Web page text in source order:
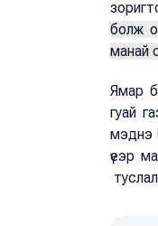
болж
манай
Ямар
гуай
мэднэ
үеэр